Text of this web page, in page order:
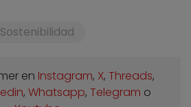
Sostenibilidad
en Instagram, X, Threads,
, Whatsapp, Telegram o